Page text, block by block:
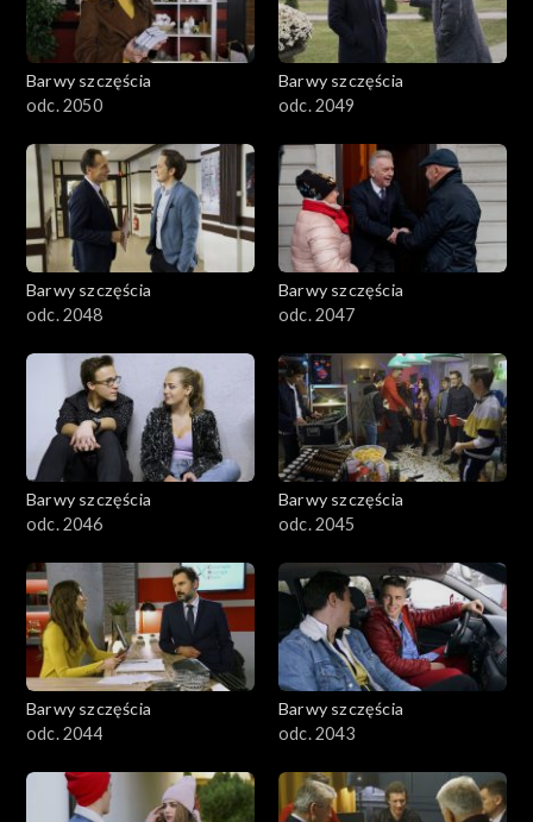
Barwy szczęścia
odc. 2050
Barwy szczęścia
odc. 2049
Barwy szczęścia
odc. 2048
Barwy szczęścia
odc. 2047
Barwy szczęścia
odc. 2046
Barwy szczęścia
odc. 2045
Barwy szczęścia
odc. 2044
Barwy szczęścia
odc. 2043